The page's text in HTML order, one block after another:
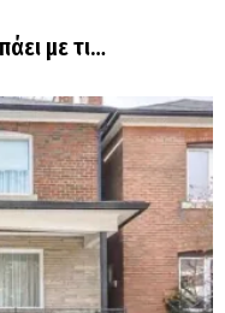
με τι…